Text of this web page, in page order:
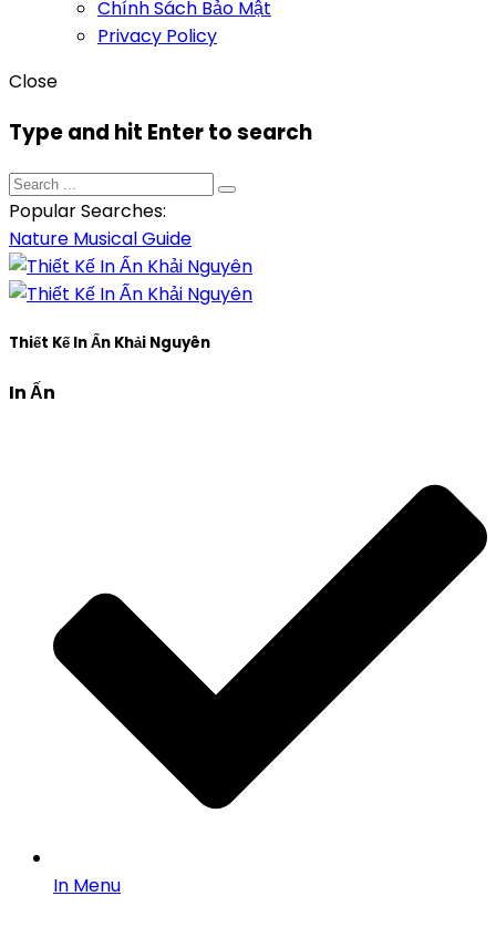
Chính Sách Bảo Mật
Privacy Policy
Close
Type and hit Enter to search
Popular Searches:
Nature MusicalGuide
Thiết Kế In Ấn Khải Nguyên
In Ấn
In Menu